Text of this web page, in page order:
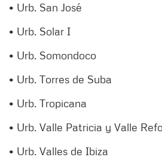
• Urb. San José
• Urb. Solar I
• Urb. Somondoco
• Urb. Torres de Suba
• Urb. Tropicana
• Urb. Valle Patricia y Valle
• Urb. Valles de Ibiza